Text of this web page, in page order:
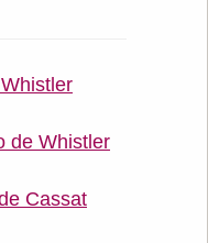
de Whistler
Cassat